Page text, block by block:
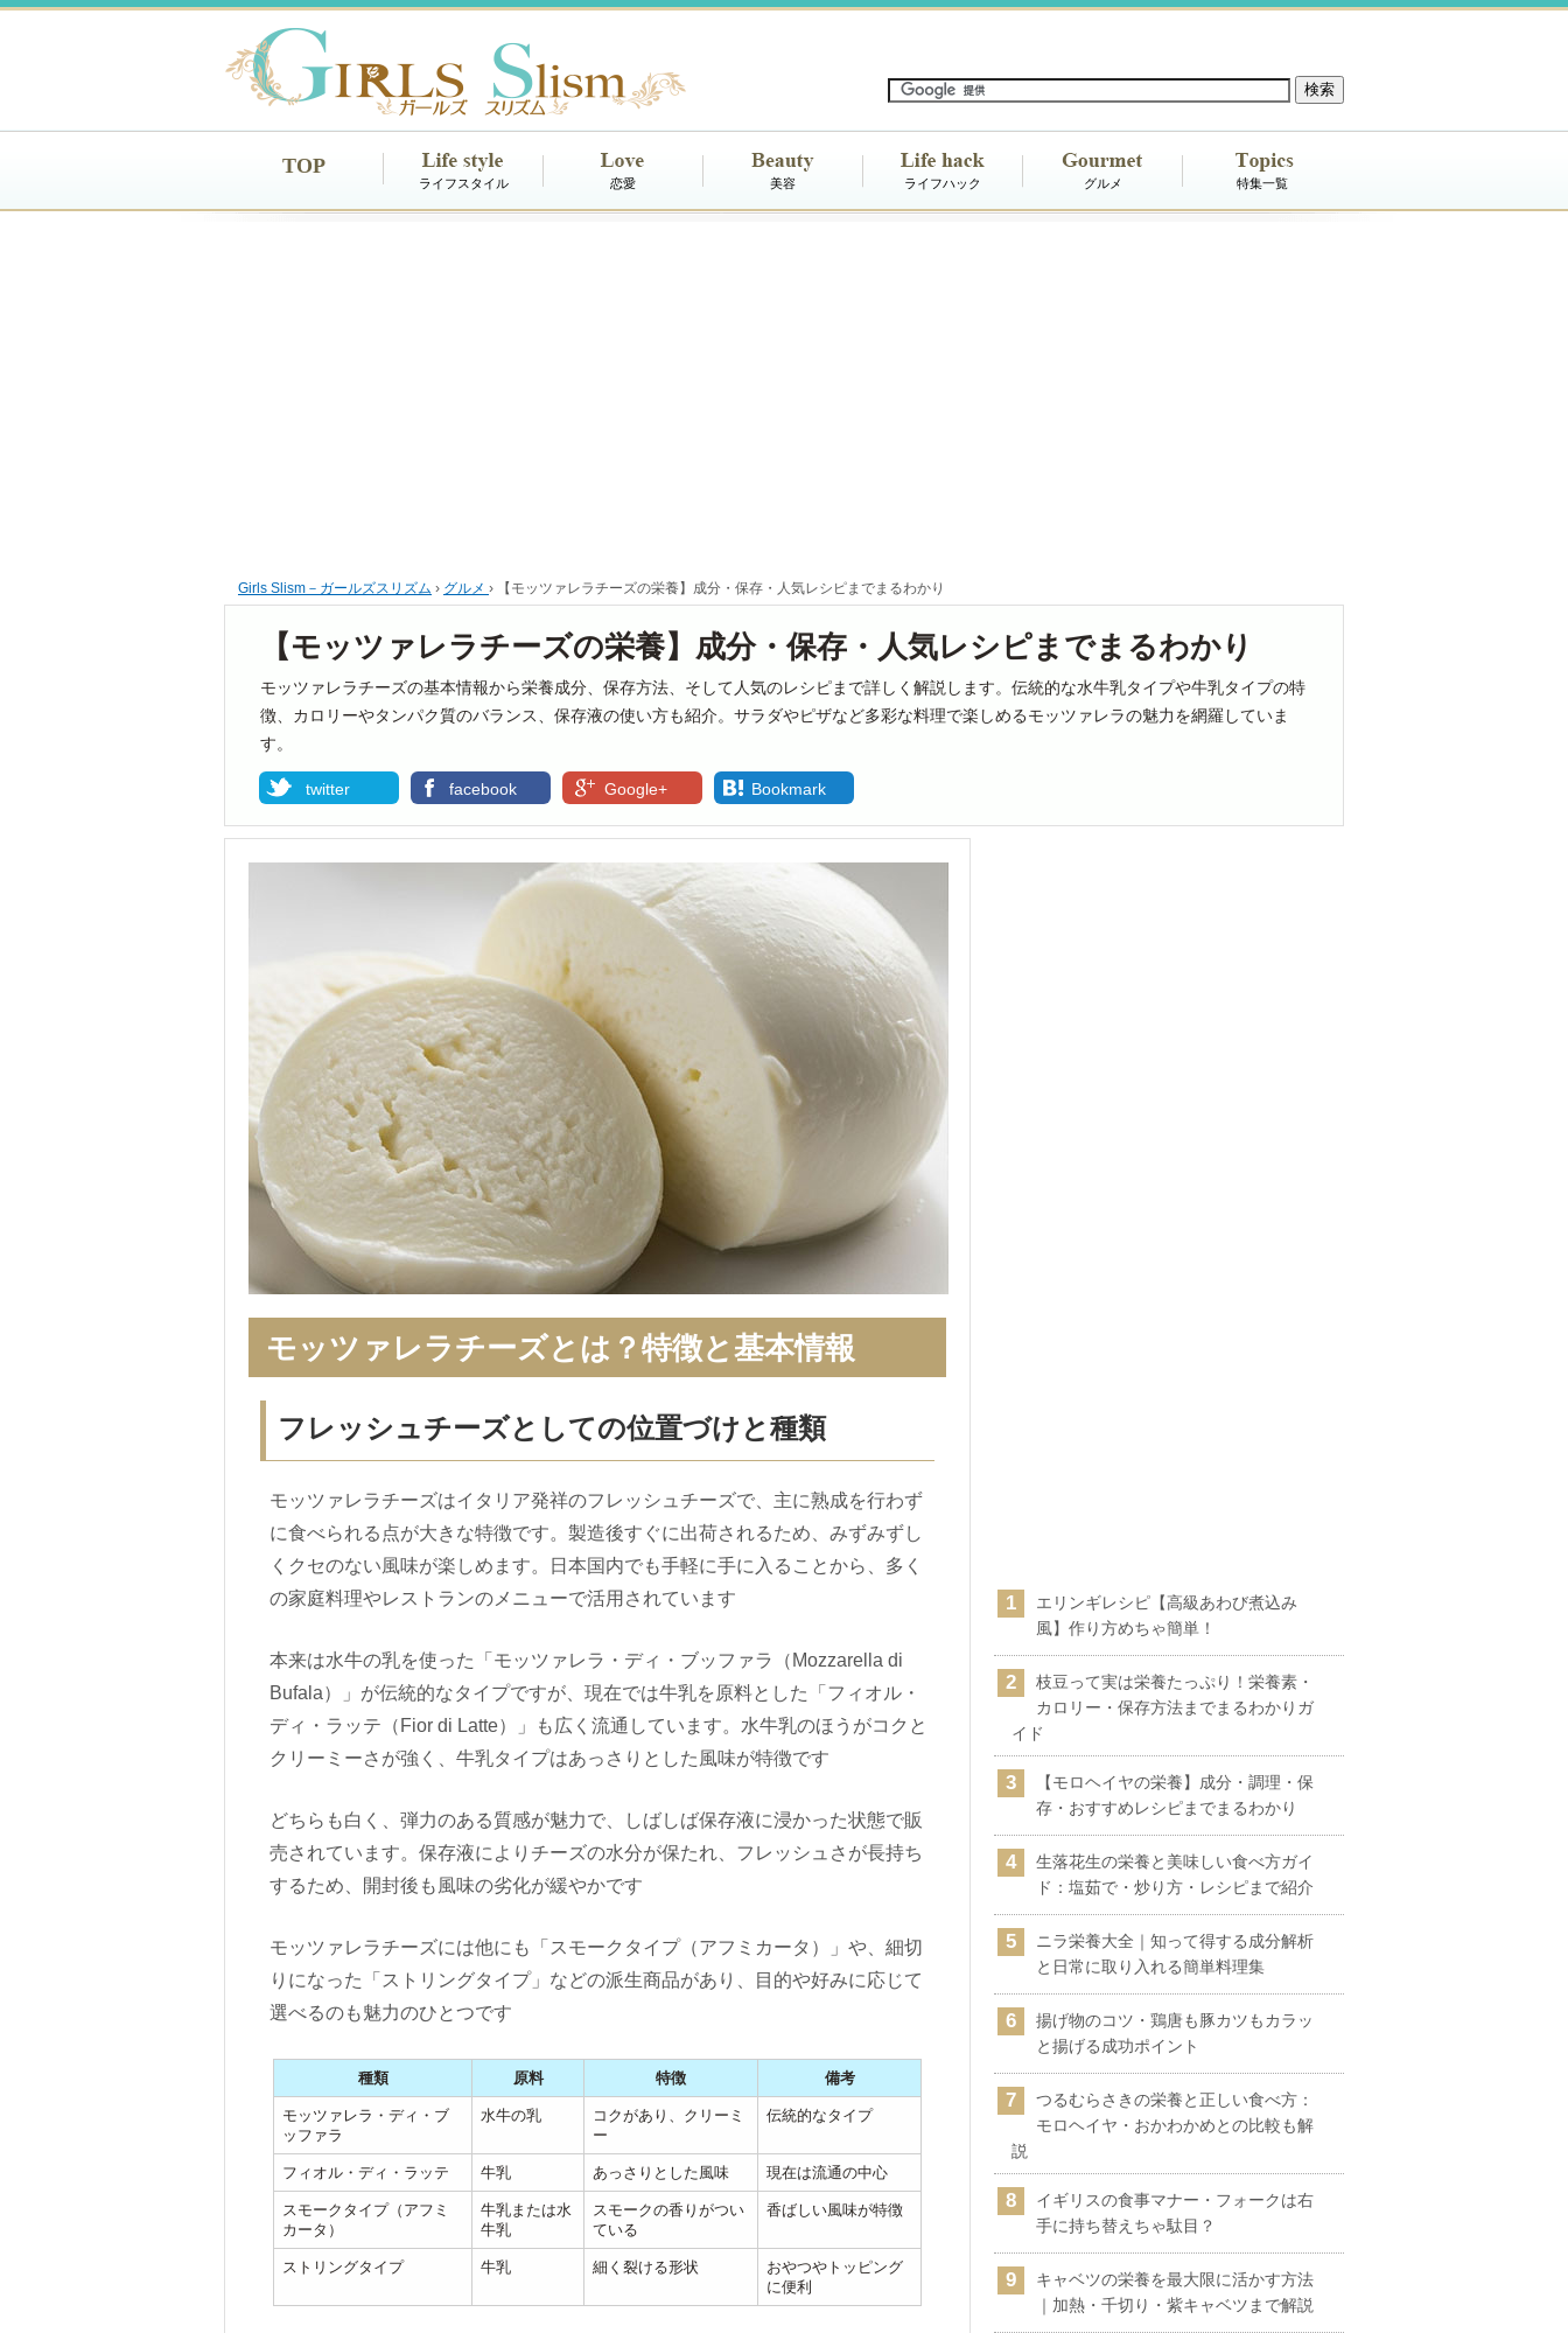
TOP
ライフスタイル 恋愛 美容 ライフハック グルメ 特集一覧
Girls Slism－ガールズスリズム › グルメ › 【モッツァレラチーズの栄養】成分・保存・人気レシピまでまるわかり
【モッツァレラチーズの栄養】成分・保存・人気レシピまでまるわかり
モッツァレラチーズの基本情報から栄養成分、保存方法、そして人気のレシピまで詳しく解説します。伝統的な水牛乳タイプや牛乳タイプの特
徴、カロリーやタンパク質のバランス、保存液の使い方も紹介。サラダやピザなど多彩な料理で楽しめるモッツァレラの魅力を網羅していま
す。
twitter facebook Google+ Bookmark
モッツァレラチーズとは？特徴と基本情報
フレッシュチーズとしての位置づけと種類
モッツァレラチーズはイタリア発祥のフレッシュチーズで、主に熟成を行わず
に食べられる点が大きな特徴です。製造後すぐに出荷されるため、みずみずし
くクセのない風味が楽しめます。日本国内でも手軽に手に入ることから、多く
の家庭料理やレストランのメニューで活用されています
本来は水牛の乳を使った「モッツァレラ・ディ・ブッファラ（Mozzarella di
Bufala）」が伝統的なタイプですが、現在では牛乳を原料とした「フィオル・
ディ・ラッテ（Fior di Latte）」も広く流通しています。水牛乳のほうがコクと
クリーミーさが強く、牛乳タイプはあっさりとした風味が特徴です
どちらも白く、弾力のある質感が魅力で、しばしば保存液に浸かった状態で販
売されています。保存液によりチーズの水分が保たれ、フレッシュさが長持ち
するため、開封後も風味の劣化が緩やかです
モッツァレラチーズには他にも「スモークタイプ（アフミカータ）」や、細切
りになった「ストリングタイプ」などの派生商品があり、目的や好みに応じて
選べるのも魅力のひとつです
種類 原料 特徴 備考
モッツァレラ・ディ・ブ
ッファラ
水牛の乳
コクがあり、クリーミ
ー
伝統的なタイプ
フィオル・ディ・ラッテ 牛乳 あっさりとした風味 現在は流通の中心
スモークタイプ（アフミ
カータ）
牛乳または水
牛乳
スモークの香りがつい
ている
香ばしい風味が特徴
ストリングタイプ 牛乳 細く裂ける形状
おやつやトッピング
に便利
エリンギレシピ【高級あわび煮込み
風】作り方めちゃ簡単！
枝豆って実は栄養たっぷり！栄養素・
カロリー・保存方法までまるわかりガ
イド
【モロヘイヤの栄養】成分・調理・保
存・おすすめレシピまでまるわかり
生落花生の栄養と美味しい食べ方ガイ
ド：塩茹で・炒り方・レシピまで紹介
ニラ栄養大全｜知って得する成分解析
と日常に取り入れる簡単料理集
揚げ物のコツ・鶏唐も豚カツもカラッ
と揚げる成功ポイント
つるむらさきの栄養と正しい食べ方：
モロヘイヤ・おかわかめとの比較も解
説
イギリスの食事マナー・フォークは右
手に持ち替えちゃ駄目？
キャベツの栄養を最大限に活かす方法
｜加熱・千切り・紫キャベツまで解説